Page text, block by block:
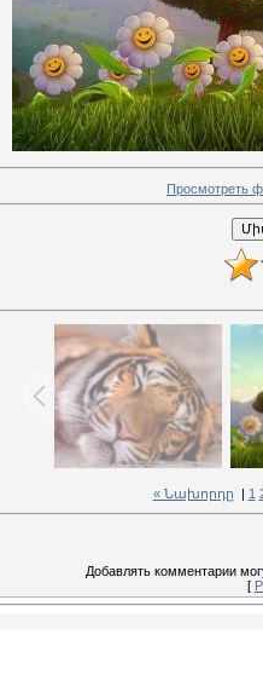
Просмотреть
« Նախորդը 1
Добавлять комментарии
[